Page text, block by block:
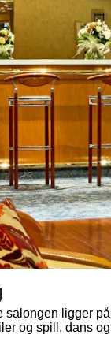
salongen ligger
og spill, dans